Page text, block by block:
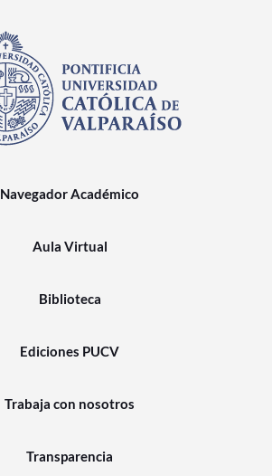
Navegador Académico
Aula Virtual
Biblioteca
Ediciones PUCV
Trabaja con nosotros
Transparencia